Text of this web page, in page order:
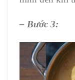
– Bước 3: